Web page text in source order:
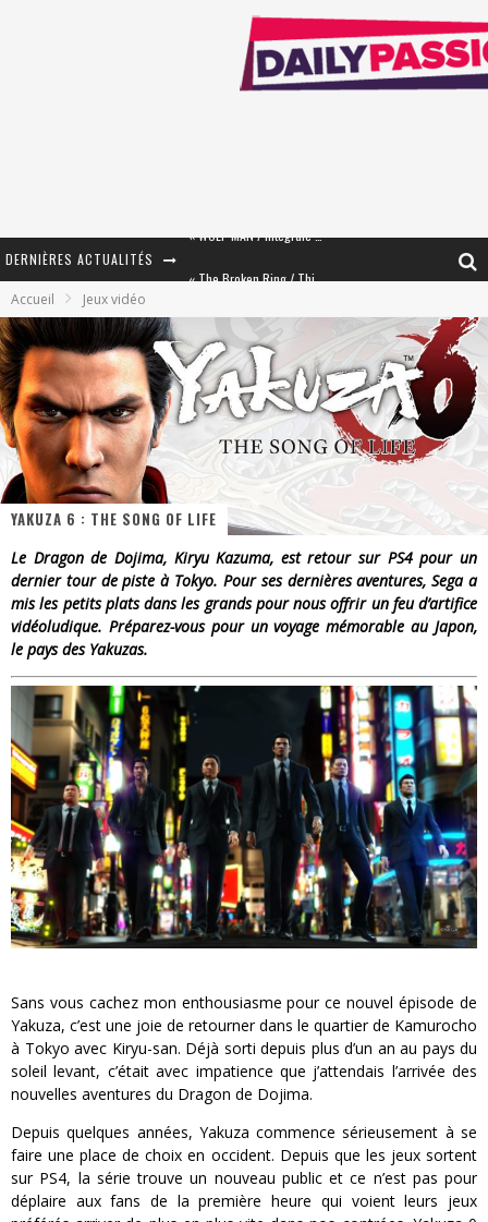
DERNIÈRES ACTUALITÉS
« Le Béton et le Bambou / Propositions pour Mayotte et le Monde. » - Améliorations !
Star Fox
« MOFUSAND / Parler Japonais » – Des Expressions Pratiques !
« Dr Wertham / L’homme qui étudia les tueurs en série » - Un Métier à Risque !
Assassin's Creed Black Flag Resynced
« Le Vent dand les Saules » - Une Belle Histoire !
Yoshi and the mysterious book
« WOLF-MAN / Integrale Tomes 1 et 2 » - Cruelle Vengeance !
Accueil Jeux vidéo
YAKUZA 6 : THE SONG OF LIFE
Le Dragon de Dojima, Kiryu Kazuma, est retour sur PS4 pour un
dernier tour de piste à Tokyo. Pour ses dernières aventures, Sega a
mis les petits plats dans les grands pour nous offrir un feu d’artifice
vidéoludique. Préparez-vous pour un voyage mémorable au Japon,
le pays des Yakuzas.
Sans vous cachez mon enthousiasme pour ce nouvel épisode de
Yakuza, c’est une joie de retourner dans le quartier de Kamurocho
à Tokyo avec Kiryu-san. Déjà sorti depuis plus d’un an au pays du
soleil levant, c’était avec impatience que j’attendais l’arrivée des
nouvelles aventures du Dragon de Dojima.
Depuis quelques années, Yakuza commence sérieusement à se
faire une place de choix en occident. Depuis que les jeux sortent
sur PS4, la série trouve un nouveau public et ce n’est pas pour
déplaire aux fans de la première heure qui voient leurs jeux